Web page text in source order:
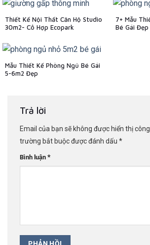
Thiết Kế Nội Thất Căn Hộ Studio
30m2- Cô Hợp Ecopark
7+ Mẫu
Bé Gái Đẹp
Mẫu Thiết Kế Phòng Ngủ Bé Gái
5-6m2 Đẹp
Trả lời
Email của bạn sẽ không được hiển thị công
trường bắt buộc được đánh dấu *
Bình luận *